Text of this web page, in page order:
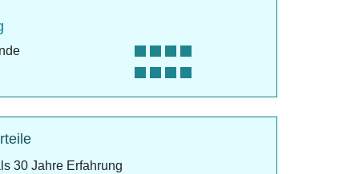
30 Jahre Erfahrung